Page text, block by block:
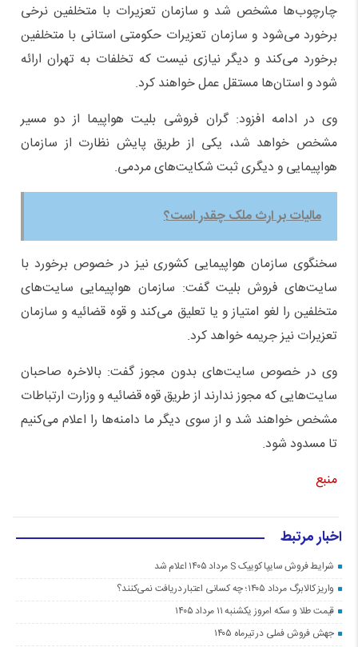
چارچوب‌ها مشخص شد و سازمان تعزیرات با متخلفین نرخی
برخورد می‌شود و سازمان تعزیرات حکومتی استانی با متخلفین
برخورد می‌کند و دیگر نیازی نیست که تخلفات به تهران ارائه
شود و استان‌ها مستقل عمل خواهند کرد.
وی در ادامه افزود: گران فروشی بلیت هواپیما از دو مسیر
مشخص خواهد شد، یکی از طریق پایش نظارت از سازمان
هواپیمایی و دیگری ثبت شکایت‌های مردمی.
مالیات بر ارث ملک چقدر است؟
سخنگوی سازمان هواپیمایی کشوری نیز در خصوص برخورد با
سایت‌های فروش بلیت گفت: سازمان هواپیمایی سایت‌های
متخلفین را لغو امتیاز و یا تعلیق می‌کند و قوه قضائیه و سازمان
تعزیرات نیز جریمه خواهد کرد.
وی در خصوص سایت‌های بدون مجوز گفت: بالاخره صاحبان
سایت‌هایی که مجوز ندارند از طریق قوه قضائیه و وزارت ارتباطات
مشخص خواهند شد و از سوی دیگر ما دامنه‌ها را اعلام می‌کنیم
تا مسدود شود.
منبع
اخبار مرتبط
شرایط فروش سایپا کوییک S مرداد ۱۴۰۵ اعلام شد
واریز کالابرگ مرداد ۱۴۰۵؛ چه کسانی اعتبار دریافت نمی‌کنند؟
قیمت طلا و سکه امروز یکشنبه ۱۱ مرداد ۱۴۰۵
جهش فروش فملی در تیرماه ۱۴۰۵